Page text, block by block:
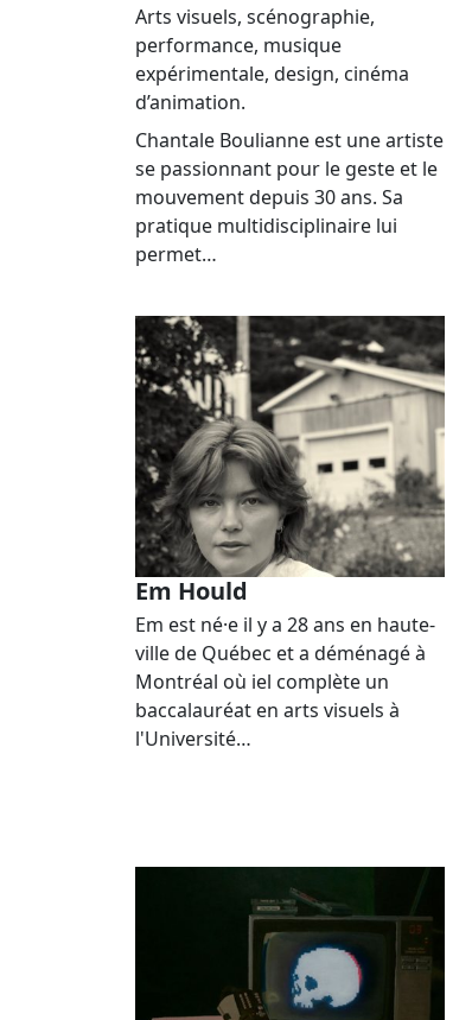
Arts visuels, scénographie,
performance, musique
expérimentale, design, cinéma
d’animation.
Chantale Boulianne est une artiste
se passionnant pour le geste et le
mouvement depuis 30 ans. Sa
pratique multidisciplinaire lui
permet…
Em Hould
Em est né·e il y a 28 ans en haute-
ville de Québec et a déménagé à
Montréal où iel complète un
baccalauréat en arts visuels à
l'Université…